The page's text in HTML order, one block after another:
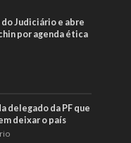
Judiciário e abre
por agenda ética
delegado da PF que
deixar o país